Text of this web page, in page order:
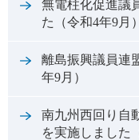
無電柱化促進議
た（令和4年9月）
離島振興議員連
年9月）
南九州西回り自
を実施しました